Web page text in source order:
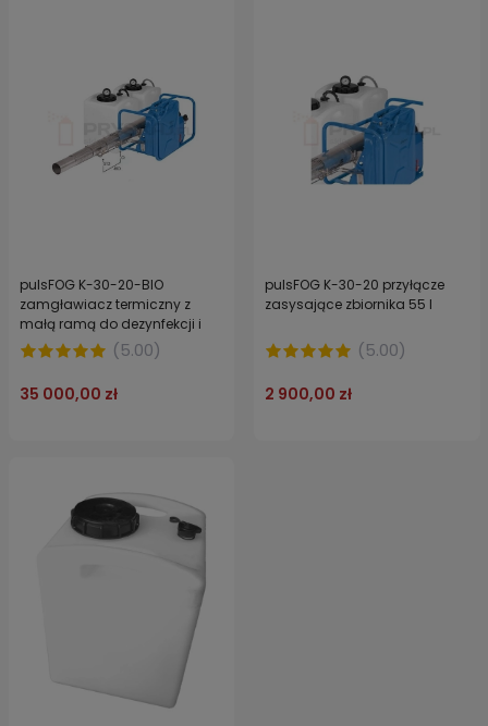
pulsFOG K-30-20-BIO
zamgławiacz termiczny z
małą ramą do dezynfekcji i
ochrony przed przymrozkami
(5.00)
35 000,00 zł
pulsFOG K-30-20 przyłącze
zasysające zbiornika 55 l
(5.00)
2 900,00 zł